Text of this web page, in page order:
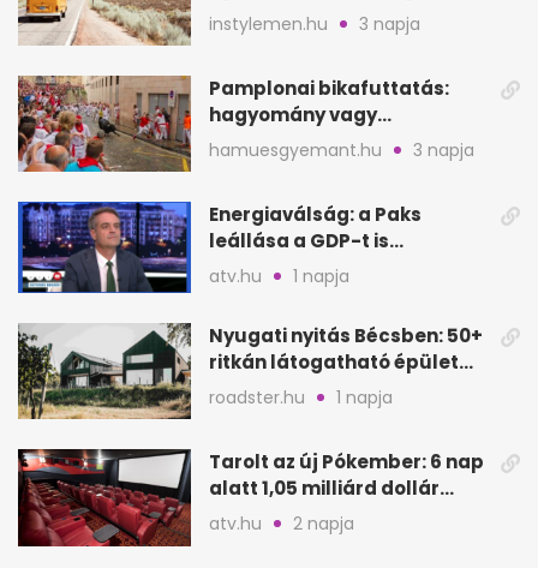
instylemen.hu 3 napja
Pamplonai bikafuttatás:
hagyomány vagy
értelmetlen vérontás?
hamuesgyemant.hu 3 napja
Energiaválság: a Paks
leállása a GDP-t is
megütheti, int az
Oeconomus
atv.hu 1 napja
Nyugati nyitás Bécsben: 50+
ritkán látogatható épület
nyílik meg
roadster.hu 1 napja
Tarolt az új Pókember: 6 nap
alatt 1,05 milliárd dollár
bevétel
atv.hu 2 napja